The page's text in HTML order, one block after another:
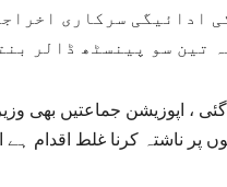
ادائیگی سرکاری
تین سو پینسٹھ ڈالر
، اپوزیشن جماعتیں بھی
پر ناشتہ کرنا غلط اقدام